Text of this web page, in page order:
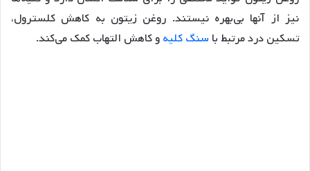
نیز از آنها بی‌بهره نیستند. روغن زیتون به کاهش کلسترول،
تسکین درد مرتبط با سنگ کلیهو کاهش التهاب کمک می‌کند.